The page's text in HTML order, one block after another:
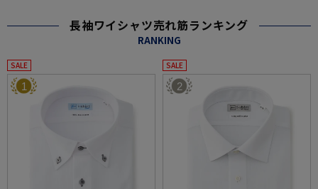
長袖ワイシャツ売れ筋ランキング
RANKING
SALE
1
SALE
2